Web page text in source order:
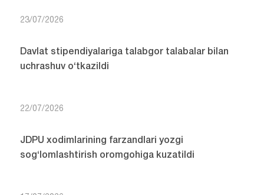
23/07/2026
Davlat stipendiyalariga talabgor talabalar bilan
uchrashuv o‘tkazildi
22/07/2026
JDPU xodimlarining farzandlari yozgi
sog‘lomlashtirish oromgohiga kuzatildi